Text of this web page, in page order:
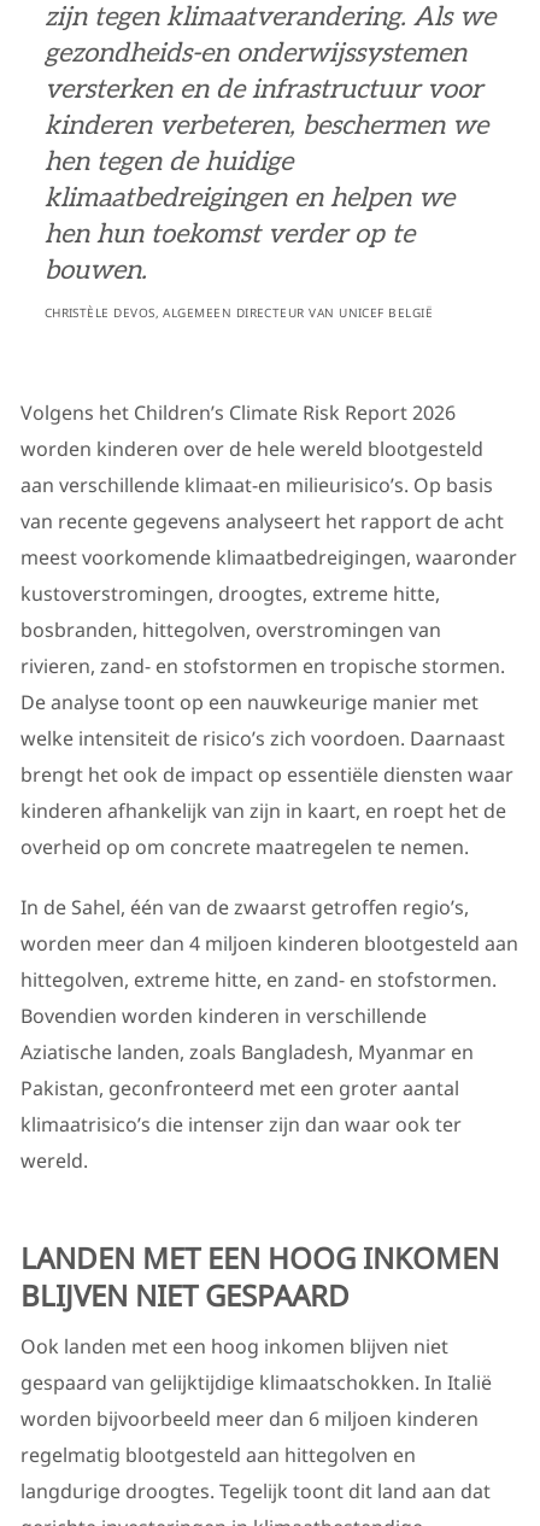
zijn tegen klimaatverandering. Als we
gezondheids-en onderwijssystemen
versterken en de infrastructuur voor
kinderen verbeteren, beschermen we
hen tegen de huidige
klimaatbedreigingen en helpen we
hen hun toekomst verder op te
bouwen.
CHRISTÈLE DEVOS, ALGEMEEN DIRECTEUR VAN UNICEF BELGIË
Volgens het Children’s Climate Risk Report 2026
worden kinderen over de hele wereld blootgesteld
aan verschillende klimaat-en milieurisico’s. Op basis
van recente gegevens analyseert het rapport de acht
meest voorkomende klimaatbedreigingen, waaronder
kustoverstromingen, droogtes, extreme hitte,
bosbranden, hittegolven, overstromingen van
rivieren, zand- en stofstormen en tropische stormen.
De analyse toont op een nauwkeurige manier met
welke intensiteit de risico’s zich voordoen. Daarnaast
brengt het ook de impact op essentiële diensten waar
kinderen afhankelijk van zijn in kaart, en roept het de
overheid op om concrete maatregelen te nemen.
In de Sahel, één van de zwaarst getroffen regio’s,
worden meer dan 4 miljoen kinderen blootgesteld aan
hittegolven, extreme hitte, en zand- en stofstormen.
Bovendien worden kinderen in verschillende
Aziatische landen, zoals Bangladesh, Myanmar en
Pakistan, geconfronteerd met een groter aantal
klimaatrisico’s die intenser zijn dan waar ook ter
wereld.
LANDEN MET EEN HOOG INKOMEN
BLIJVEN NIET GESPAARD
Ook landen met een hoog inkomen blijven niet
gespaard van gelijktijdige klimaatschokken. In Italië
worden bijvoorbeeld meer dan 6 miljoen kinderen
regelmatig blootgesteld aan hittegolven en
langdurige droogtes. Tegelijk toont dit land aan dat